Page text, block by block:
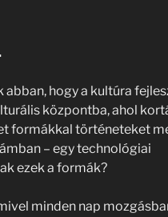
hogy a kultúra
központba, ahol
formákkal történeteket
– egy technológiai
ezek a formák?
minden nap